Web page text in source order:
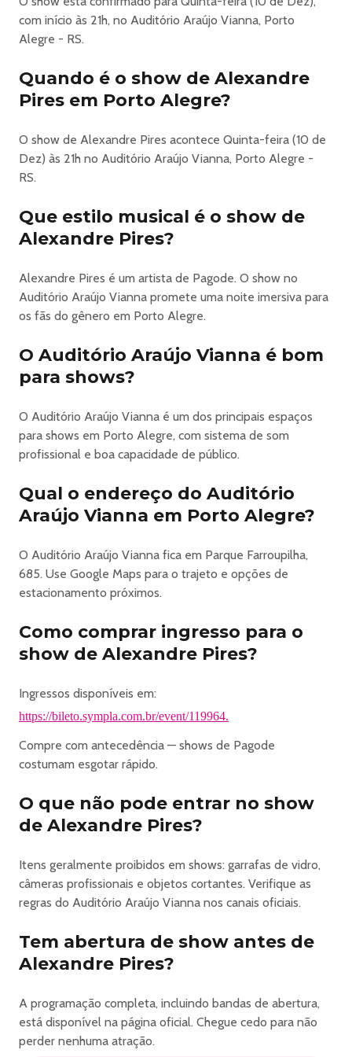
mediante doação de 1kg de alimento não perecível): R$
200
Meia entrada **(desconto de 50%): R$ 190
Plateia Baixa Central:
Inteira solidária *(todas as pessoas podem comprar
250
Meia entrada **(desconto de 50%): R$ 240
Inteira: R$ 480
Inteira solidária *(todas as pessoas podem comprar
mediante doação de 1kg de alimento não perecível): R$
Meia entrada **(desconto de 50%): R$ 270
Inteira: R$ 540
Lote 2:
Inteira solidária *(todas as pessoas podem comprar
mediante doação de 1kg de alimento não perecível): R$
150
Inteira: R$ 280
Plateia Alta Central:
Inteira solidária *(todas as pessoas podem comprar
190
Meia entrada **(desconto de 50%): R$ 180
Plateia Baixa Lateral:
Inteira solidária *(todas as pessoas podem comprar
mediante doação de 1kg de alimento não perecível): R$
Meia entrada **(desconto de 50%): R$ 200
Inteira: R$ 400
Inteira solidária *(todas as pessoas podem comprar
270
Meia entrada **(desconto de 50%): R$ 260
Inteira: R$ 520
Inteira solidária *(todas as pessoas podem comprar
mediante doação de 1kg de alimento não perecível): R$
Meia entrada **(desconto de 50%): R$ 290
Inteira: R$ 580
Plateia Alta Lateral:
Inteira solidária *(todas as pessoas podem comprar
mediante doação de 1kg de alimento não perecível): R$
160
Inteira: R$ 300
Plateia Alta Central:
Inteira solidária *(todas as pessoas podem comprar
com início às 21h, no Auditório Araújo Vianna, Porto
Alegre - RS.
Quando é o show de Alexandre
Pires em Porto Alegre?
O show de Alexandre Pires acontece Quinta-feira (10 de
Dez) às 21h no Auditório Araújo Vianna, Porto Alegre -
RS.
Que estilo musical é o show de
Alexandre Pires?
Alexandre Pires é um artista de Pagode. O show no
Auditório Araújo Vianna promete uma noite imersiva para
os fãs do gênero em Porto Alegre.
O Auditório Araújo Vianna é bom
para shows?
O Auditório Araújo Vianna é um dos principais espaços
para shows em Porto Alegre, com sistema de som
profissional e boa capacidade de público.
Qual o endereço do Auditório
Araújo Vianna em Porto Alegre?
O Auditório Araújo Vianna fica em Parque Farroupilha,
685. Use Google Maps para o trajeto e opções de
estacionamento próximos.
Como comprar ingresso para o
show de Alexandre Pires?
Ingressos disponíveis em:
https://bileto.sympla.com.br/event/119964.
Compre com antecedência — shows de Pagode
costumam esgotar rápido.
O que não pode entrar no show
de Alexandre Pires?
Itens geralmente proibidos em shows: garrafas de vidro,
câmeras profissionais e objetos cortantes. Verifique as
regras do Auditório Araújo Vianna nos canais oficiais.
Tem abertura de show antes de
Alexandre Pires?
A programação completa, incluindo bandas de abertura,
está disponível na página oficial. Chegue cedo para não
perder nenhuma atração.